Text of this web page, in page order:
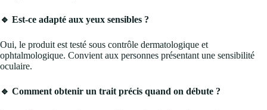
🔹 Est-ce adapté aux yeux sensibles ?
Oui, le produit est testé sous contrôle dermatologique et
ophtalmologique. Convient aux personnes présentant une sensibilité
oculaire.
🔹 Comment obtenir un trait précis quand on débute ?